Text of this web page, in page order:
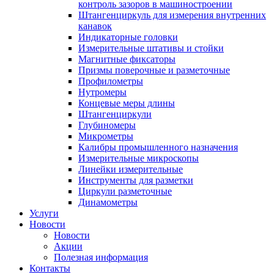
контроль зазоров в машиностроении
Штангенциркуль для измерения внутренних
канавок
Индикаторные головки
Измерительные штативы и стойки
Магнитные фиксаторы
Призмы поверочные и разметочные
Профилометры
Нутромеры
Концевые меры длины
Штангенциркули
Глубиномеры
Микрометры
Калибры промышленного назначения
Измерительные микроскопы
Линейки измерительные
Инструменты для разметки
Циркули разметочные
Динамометры
Услуги
Новости
Новости
Акции
Полезная информация
Контакты